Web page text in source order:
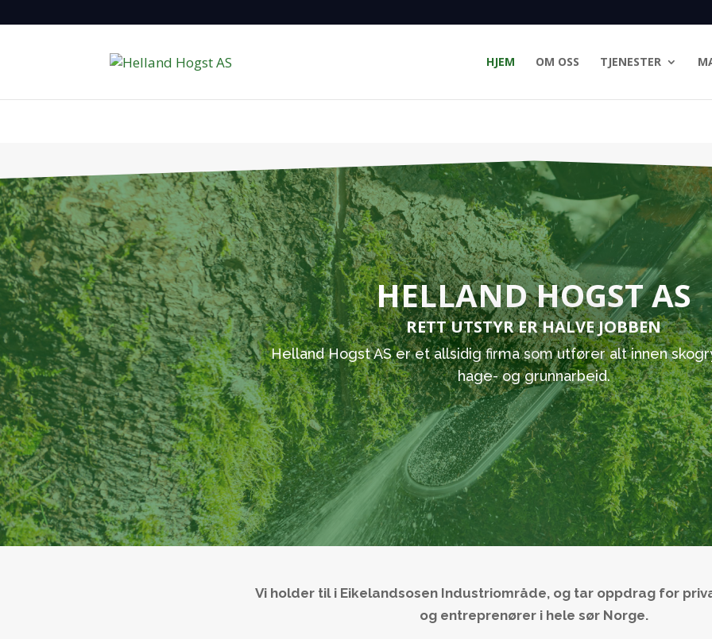
HJEM OM OSS TJENESTER
HELLAND HOGST AS
RETT UTSTYR ER HALVE JOBBEN
Helland Hogst AS er et allsidig firma som utfører alt innen
hage- og grunnarbeid.
Vi holder til i Eikelandsosen Industriområde, og tar oppdrag for
og entreprenører i hele sør Norge.